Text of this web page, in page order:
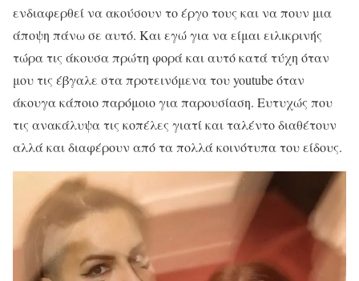
ενδιαφερθεί να ακούσουν το έργο τους και να πουν μια
άποψη πάνω σε αυτό. Και εγώ για να είμαι ειλικρινής
τώρα τις άκουσα πρώτη φορά και αυτό κατά τύχη όταν
μου τις έβγαλε στα προτεινόμενα του youtube όταν
άκουγα κάποιο παρόμοιο για παρουσίαση. Ευτυχώς που
τις ανακάλυψα τις κοπέλες γιατί και ταλέντο διαθέτουν
αλλά και διαφέρουν από τα πολλά κοινότυπα του είδους.